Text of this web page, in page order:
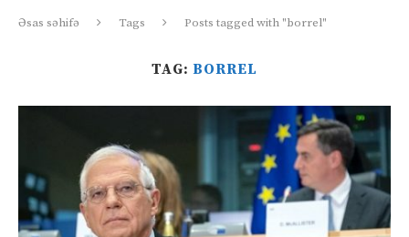
Əsas səhifə Tags Posts tagged with "borrel"
TAG: BORREL